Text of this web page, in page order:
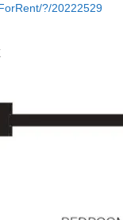
?/20222529